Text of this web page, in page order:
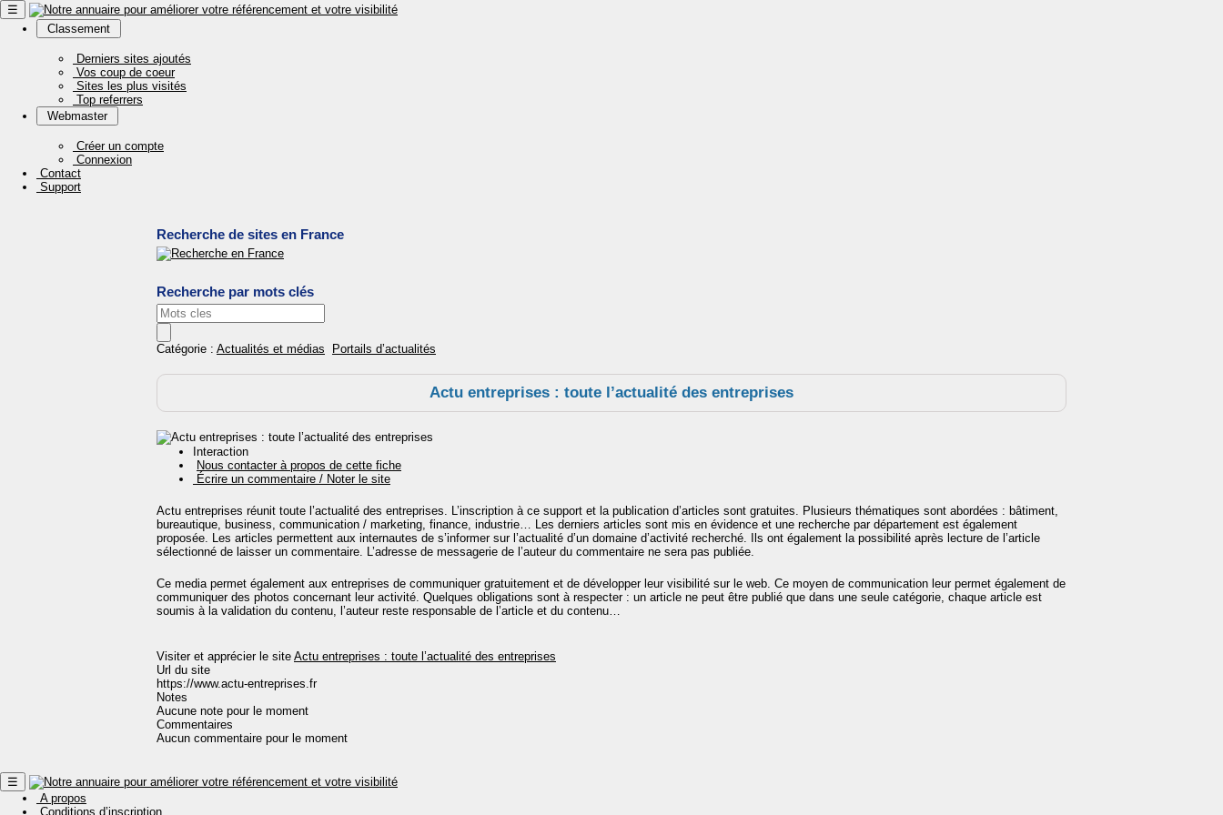
☰
Classement
Derniers sites ajoutés
Vos coup de coeur
Sites les plus visités
Top referrers
Webmaster
Créer un compte
Connexion
Contact
Support
Recherche de sites en France
Recherche par mots clés
Catégorie : Actualités et médias Portails d’actualités
Actu entreprises : toute l’actualité des entreprises
Interaction
Nous contacter à propos de cette fiche
Écrire un commentaire / Noter le site
Actu entreprises réunit toute l’actualité des entreprises. L’inscription à ce support et la publication d’articles sont gratuites. Plusieurs thématiques sont abordées : bâtiment,
bureautique, business, communication / marketing, finance, industrie… Les derniers articles sont mis en évidence et une recherche par département est également
proposée. Les articles permettent aux internautes de s’informer sur l’actualité d’un domaine d’activité recherché. Ils ont également la possibilité après lecture de l’article
sélectionné de laisser un commentaire. L’adresse de messagerie de l’auteur du commentaire ne sera pas publiée.
Ce media permet également aux entreprises de communiquer gratuitement et de développer leur visibilité sur le web. Ce moyen de communication leur permet également de
communiquer des photos concernant leur activité. Quelques obligations sont à respecter : un article ne peut être publié que dans une seule catégorie, chaque article est
soumis à la validation du contenu, l’auteur reste responsable de l’article et du contenu…
Visiter et apprécier le site Actu entreprises : toute l’actualité des entreprises
Url du site
https://www.actu-entreprises.fr
Notes
Aucune note pour le moment
Commentaires
Aucun commentaire pour le moment
☰
A propos
Conditions d’inscription